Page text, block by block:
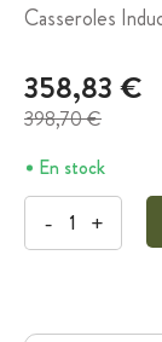
Casseroles
358,83 €
398,70 €
En stock
- +